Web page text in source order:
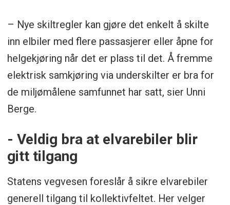
– Nye skiltregler kan gjøre det enkelt å skilte
inn elbiler med flere passasjerer eller åpne for
helgekjøring når det er plass til det. Å fremme
elektrisk samkjøring via underskilter er bra for
de miljømålene samfunnet har satt, sier Unni
Berge.
- Veldig bra at elvarebiler blir
gitt tilgang
Statens vegvesen foreslår å sikre elvarebiler
generell tilgang til kollektivfeltet. Her velger